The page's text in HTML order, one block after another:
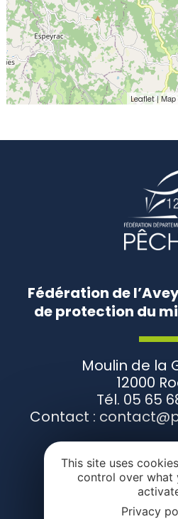
Leaflet |
Fédération de
de protection du
Moulin de la
12000
Tél. 05 65
Contact :
CONTACTEZ-
This site uses
control over what
Privacy